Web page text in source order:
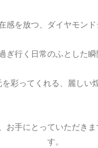
感を放つ、ダイヤモンド
ぎ行く日常のふとした瞬
を彩ってくれる、麗しい
お手にとっていただき
す。
ご注文手続き
カートを見る